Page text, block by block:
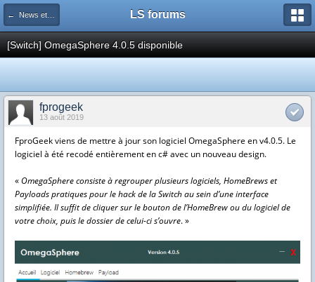
← News et actualités postées sur LS LS forums
[Switch] OmegaSphere 4.0.5 disponible
fprogeek
13 août 2019
FproGeek viens de mettre à jour son logiciel OmegaSphere en v4.0.5. Le
logiciel à été recodé entièrement en c# avec un nouveau design.
«OmegaSphere consiste à regrouper plusieurs logiciels, HomeBrews et
Payloads pratiques pour le hack de la Switch au sein d’une interface
simplifiée. Il suffit de cliquer sur le bouton de l’HomeBrew ou du logiciel de
votre choix, puis le dossier de celui-ci s’ouvre. »